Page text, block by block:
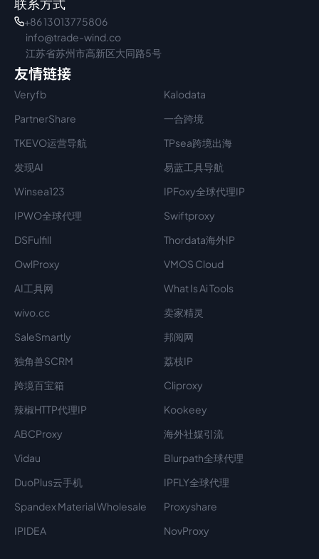
+86 13013775806
info@trade-wind.co
江苏省苏州市高新区大同路5号
友情链接
Veryfb
Kalodata
PartnerShare
一合跨境
TKEVO运营导航
TPsea跨境出海
发现AI
易蓝工具导航
Winsea123
IPFoxy全球代理IP
IPWO全球代理
Swiftproxy
DSFulfill
Thordata海外IP
OwlProxy
VMOS Cloud
AI工具网
What Is Ai Tools
wivo.cc
卖家精灵
SaleSmartly
邦阅网
独角兽SCRM
荔枝IP
跨境百宝箱
Cliproxy
辣椒HTTP代理IP
Kookeey
ABCProxy
海外社媒引流
Vidau
Blurpath全球代理
DuoPlus云手机
IPFLY全球代理
Spandex Material Wholesale​
Proxyshare
IPIDEA
NovProxy